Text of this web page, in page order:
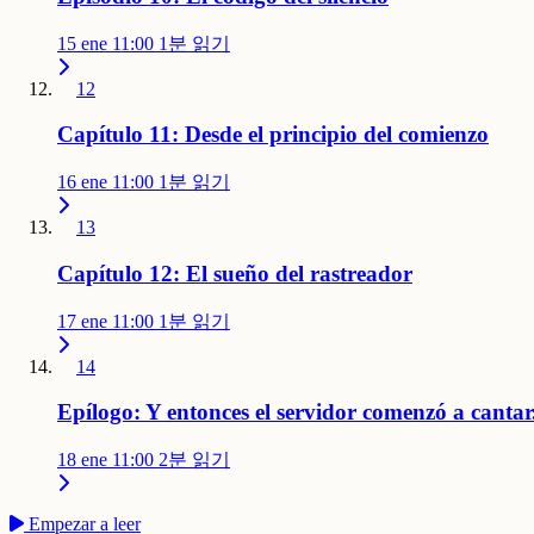
15 ene 11:00 1분 읽기
12
Capítulo 11: Desde el principio del comienzo
16 ene 11:00 1분 읽기
13
Capítulo 12: El sueño del rastreador
17 ene 11:00 1분 읽기
14
Epílogo: Y entonces el servidor comenzó a
18 ene 11:00 2분 읽기
Empezar a leer